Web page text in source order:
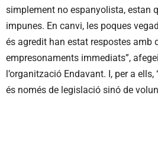
simplement no espanyolista, estan
impunes. En canvi, les poques
és agredit han estat respostes amb
empresonaments immediats”,
l’organització Endavant. I, per a
és només de legislació sinó de